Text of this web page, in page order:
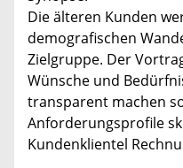
Die älteren Kunden
demografischen
Zielgruppe. Der
Wünsche und
transparent machen
Anforderungsprofile
Kundenklientel